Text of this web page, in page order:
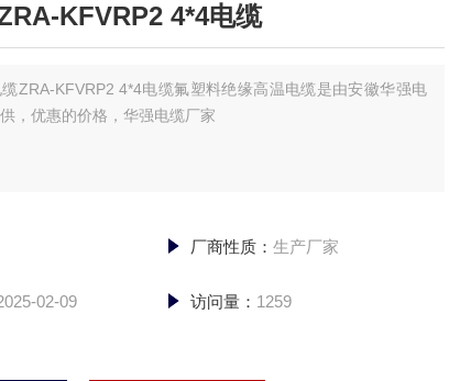
KFVRP2 4*4电缆
ZRA-KFVRP2 4*4电缆氟塑料绝缘高温电缆是由安徽华强电
，优惠的价格，华强电缆厂家
厂商性质： 生产厂家
02-09 访问量： 1259